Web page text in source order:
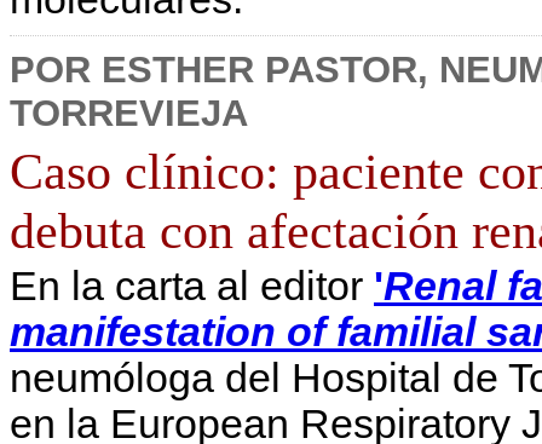
POR ESTHER PASTOR,
TORREVIEJA
Caso clínico: paciente
debuta con afectación
En la carta al editor 'Renal
manifestation of familial
neumóloga del Hospital de
en la European Respiratory